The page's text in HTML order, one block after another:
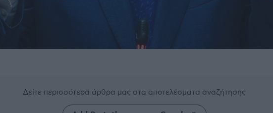
Δείτε περισσότερα άρθρα μας στα αποτελέσματα αναζήτησης